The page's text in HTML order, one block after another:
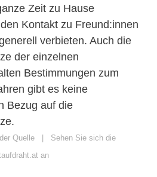
Zeit zu Hause
Kontakt zu Freund:innen
verbieten. Auch die
der einzelnen
Bestimmungen zum
gibt es keine
Bezug auf die
Quelle | Sehen Sie sich die
an